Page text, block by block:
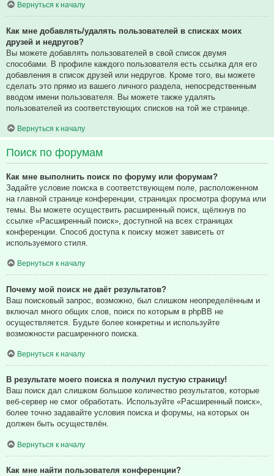
Вернуться к началу
Как мне добавлять/удалять пользователей в списках моих
друзей и недругов?
Вы можете добавлять пользователей в свой список двумя
способами. В профиле каждого пользователя есть ссылка для его
добавления в список друзей или недругов. Кроме того, вы можете
сделать это прямо из вашего личного раздела, непосредственным
вводом имени пользователя. Вы можете также удалять
пользователей из соответствующих списков на той же странице.
Вернуться к началу
Поиск по форумам
Как мне выполнить поиск по форуму или форумам?
Задайте условие поиска в соответствующем поле, расположенном
на главной странице конференции, страницах просмотра форума или
темы. Вы можете осуществить расширенный поиск, щёлкнув по
ссылке «Расширенный поиск», доступной на всех страницах
конференции. Способ доступа к поиску может зависеть от
используемого стиля.
Вернуться к началу
Почему мой поиск не даёт результатов?
Ваш поисковый запрос, возможно, был слишком неопределённым и
включал много общих слов, поиск по которым в phpBB не
осуществляется. Будьте более конкретны и используйте
возможности расширенного поиска.
Вернуться к началу
В результате моего поиска я получил пустую страницу!
Ваш поиск дал слишком большое количество результатов, которые
веб-сервер не смог обработать. Используйте «Расширенный поиск»,
более точно задавайте условия поиска и форумы, на которых он
должен быть осуществлён.
Вернуться к началу
Как мне найти пользователя конференции?